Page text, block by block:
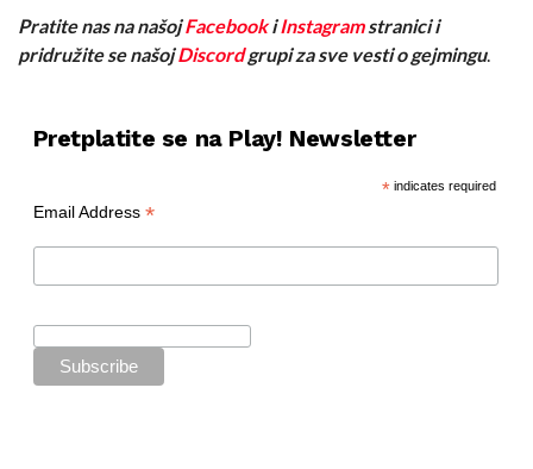
Pratite nas na našojFacebookiInstagramstranici i
pridružite se našojDiscordgrupi za sve vesti o gejmingu.
Pretplatite se na Play! Newsletter
*indicates required
Email Address *